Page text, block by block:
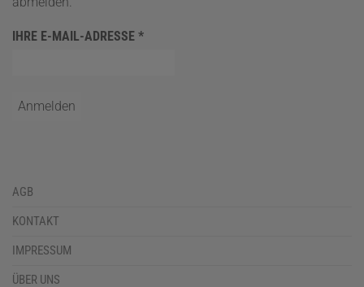
IHRE E-MAIL-ADRESSE *
AGB
KONTAKT
IMPRESSUM
ÜBER UNS